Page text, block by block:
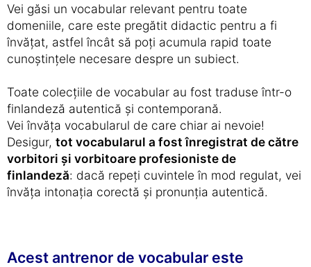
Vei găsi un vocabular relevant pentru toate
domeniile, care este pregătit didactic pentru a fi
învățat, astfel încât să poți acumula rapid toate
cunoștințele necesare despre un subiect.
Toate colecțiile de vocabular au fost traduse într-o
finlandeză autentică și contemporană.
Vei învăța vocabularul de care chiar ai nevoie!
Desigur, tot vocabularul a fost înregistrat de către
vorbitori și vorbitoare profesioniste de
finlandeză: dacă repeți cuvintele în mod regulat, vei
învăța intonația corectă și pronunția autentică.
Acest antrenor de vocabular este